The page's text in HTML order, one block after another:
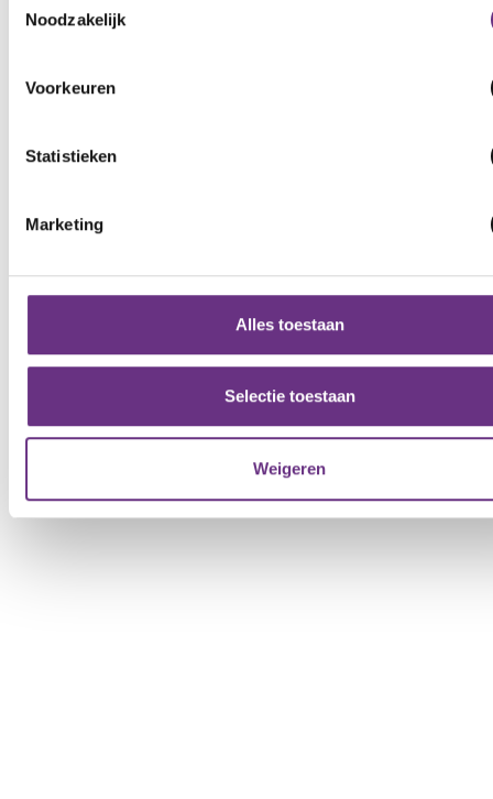
Uw apparaat identificeren door het actief te scannen
Lees meer over hoe uw persoonlijke gegevens worden
te analyseren. Ook delen we informatie over uw gebruik van
informatie die u aan ze heeft verstrekt of die ze hebben
U kunt uw toestemming op elk moment wijzigen of intrekken
cookieverklaring
instellingenicoontje linksonder op de pagina.
Noodzakelijk
Voorkeuren
Statistieken
Marketing
Alles toestaan
Selectie toestaan
Weigeren